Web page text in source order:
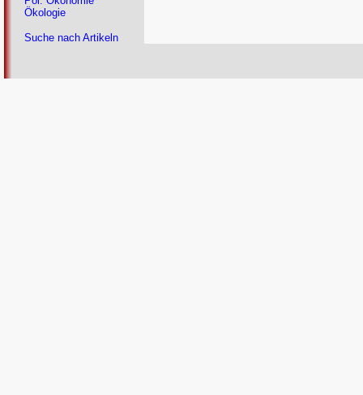
Ökologie
Suche nach Artikeln